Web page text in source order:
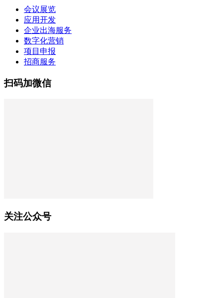
会议展览
应用开发
企业出海服务
数字化营销
项目申报
招商服务
扫码加微信
关注公众号